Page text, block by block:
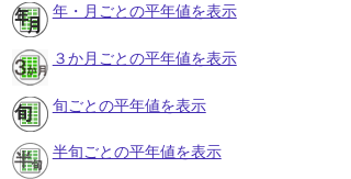
年・月ごとの平年値を表示
３か月ごとの平年値を表示
旬ごとの平年値を表示
半旬ごとの平年値を表示